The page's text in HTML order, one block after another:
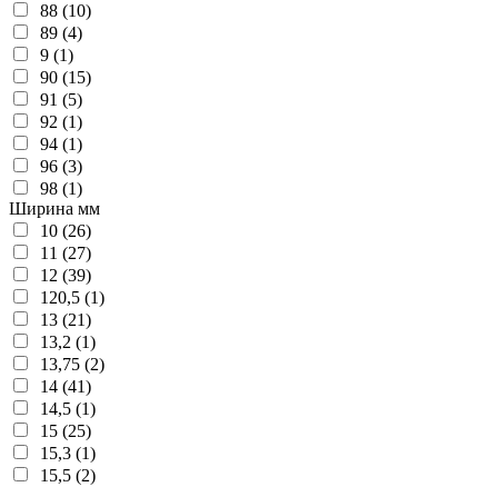
88 (10)
89 (4)
9 (1)
90 (15)
91 (5)
92 (1)
94 (1)
96 (3)
98 (1)
Ширина мм
10 (26)
11 (27)
12 (39)
120,5 (1)
13 (21)
13,2 (1)
13,75 (2)
14 (41)
14,5 (1)
15 (25)
15,3 (1)
15,5 (2)